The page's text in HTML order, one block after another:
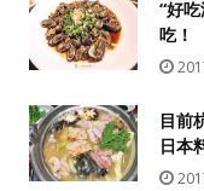
记住我的登录
“好
吃！
目前
日本